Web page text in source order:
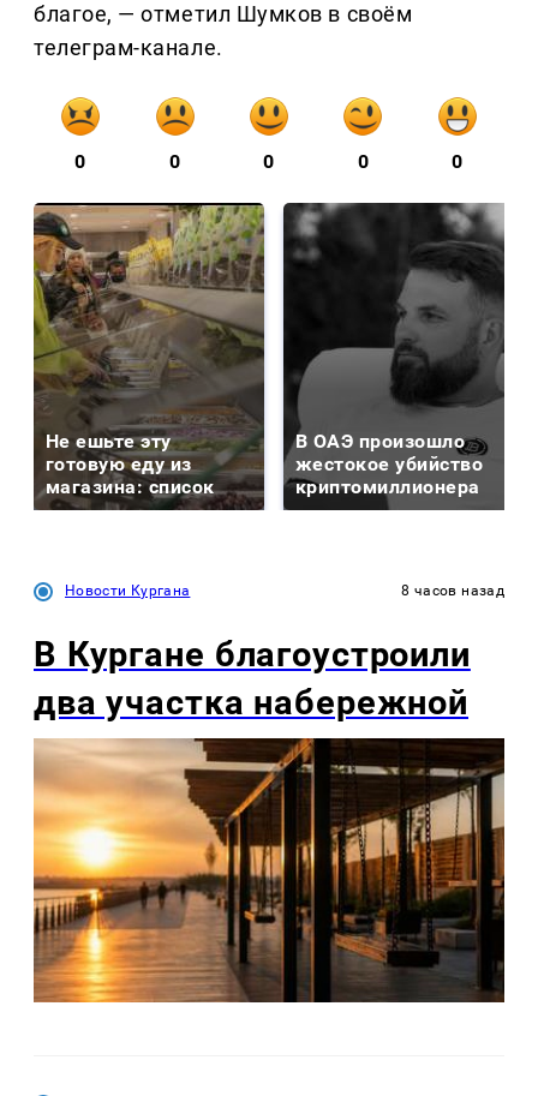
благое, — отметил Шумков в своём
телеграм-канале.
0 0 0 0 0
Не ешьте эту
готовую еду из
магазина: список
В ОАЭ произошло
жестокое убийство
криптомиллионера
Новости Кургана 8 часов назад
В Кургане благоустроили
два участка набережной